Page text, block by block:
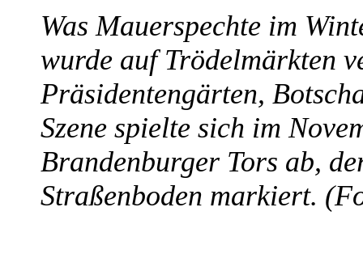
Was Mauerspechte im
wurde auf Trödelmärkten
Präsidentengärten,
Szene spielte sich im
Brandenburger Tors ab,
Straßenboden markiert.